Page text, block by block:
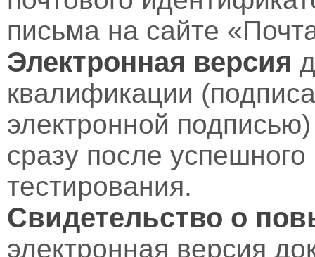
письма на сайте
Электронная версия
квалификации
электронной
сразу после
тестирования.
Свидетельство о
электронная версия